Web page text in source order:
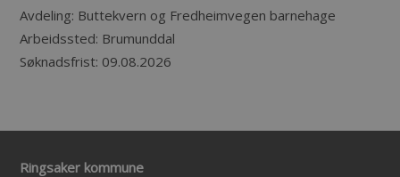
Avdeling: Buttekvern og Fredheimvegen barnehage
Arbeidssted: Brumunddal
Søknadsfrist: 09.08.2026
Ringsaker kommune